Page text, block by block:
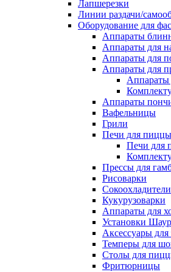
Лапшерезки
Линии раздачи/
Оборудование для
Аппараты
Аппараты для
Аппараты для
Аппараты для
Аппараты
Аппараты
Вафельницы
Грили
Печи для пиццы
Печи для
Прессы для
Рисоварки
Сокоохладители
Кукурузоварки
Аппараты для
Установки
Аксессуары для
Темперы для
Столы для
Фритюрницы